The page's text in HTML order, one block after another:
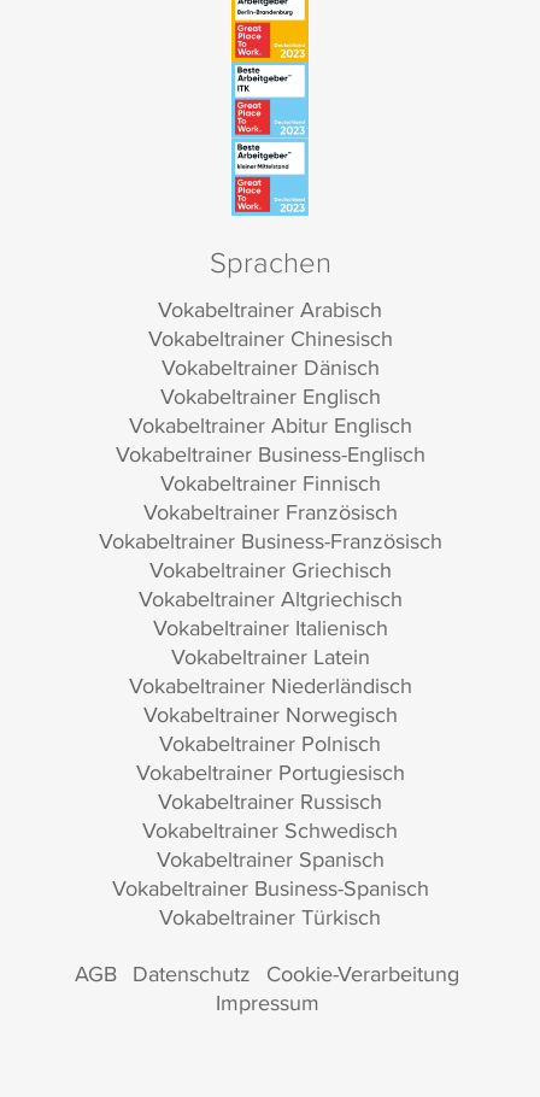
Sprachen
Vokabeltrainer Arabisch
Vokabeltrainer Chinesisch
Vokabeltrainer Dänisch
Vokabeltrainer Englisch
Vokabeltrainer Abitur Englisch
Vokabeltrainer Business-Englisch
Vokabeltrainer Finnisch
Vokabeltrainer Französisch
Vokabeltrainer Business-Französisch
Vokabeltrainer Griechisch
Vokabeltrainer Altgriechisch
Vokabeltrainer Italienisch
Vokabeltrainer Latein
Vokabeltrainer Niederländisch
Vokabeltrainer Norwegisch
Vokabeltrainer Polnisch
Vokabeltrainer Portugiesisch
Vokabeltrainer Russisch
Vokabeltrainer Schwedisch
Vokabeltrainer Spanisch
Vokabeltrainer Business-Spanisch
Vokabeltrainer Türkisch
AGB Datenschutz Cookie-Verarbeitung
Impressum